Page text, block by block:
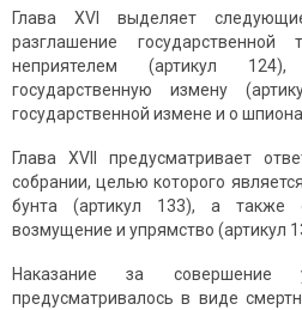
Глава XVI выделяет
разглашение государственной
неприятелем (артикул
государственную измену
государственной измене и о
Глава XVII предусматривает
собрании, целью которого
бунта (артикул 133), а также
возмущение и упрямство (артикул
Наказание за совершение
предусматривалось в виде